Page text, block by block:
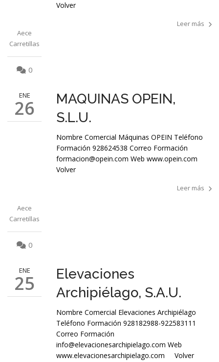
Aece
Carretillas
0
Volver
Leer más
ENE
26
Aece
Carretillas
0
MAQUINAS OPEIN,
S.L.U.
Nombre Comercial Máquinas OPEIN Teléfono
Formación 928624538 Correo Formación
formacion@opein.com Web www.opein.com
Volver
Leer más
ENE
25
Elevaciones
Archipiélago, S.A.U.
Nombre Comercial Elevaciones Archipiélago
Teléfono Formación 928182988-922583111
Correo Formación
info@elevacionesarchipielago.com Web
www.elevacionesarchipielago.com Volver